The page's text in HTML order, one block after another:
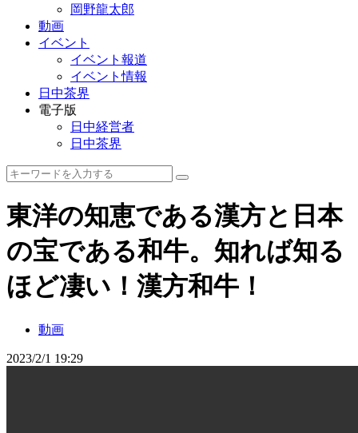
岡野龍太郎
動画
イベント
イベント報道
イベント情報
日中茶界
電子版
日中経営者
日中茶界
東洋の知恵である漢方と日本
の宝である和牛。知れば知る
ほど凄い！漢方和牛！
動画
2023/2/1 19:29